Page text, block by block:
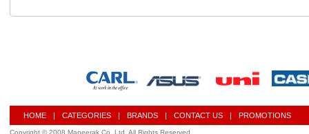
HOME | CATEGORIES | BRANDS | CONTACT US | PROMOTIONS
Copyright © 2008 Maneerak Co.,Ltd. All Rights Reserved.